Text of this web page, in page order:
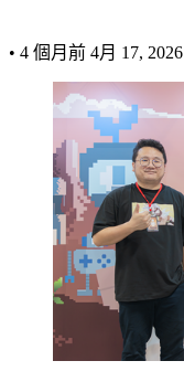
• 4 個月前 4月 17, 2026